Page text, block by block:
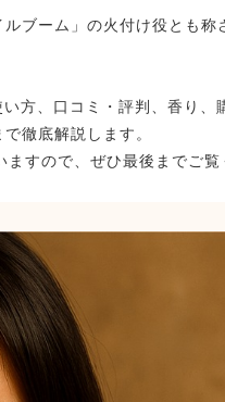
ブーム」の火付け役とも称
方、口コミ・評判、香り、
徹底解説します。
すので、ぜひ最後までご覧